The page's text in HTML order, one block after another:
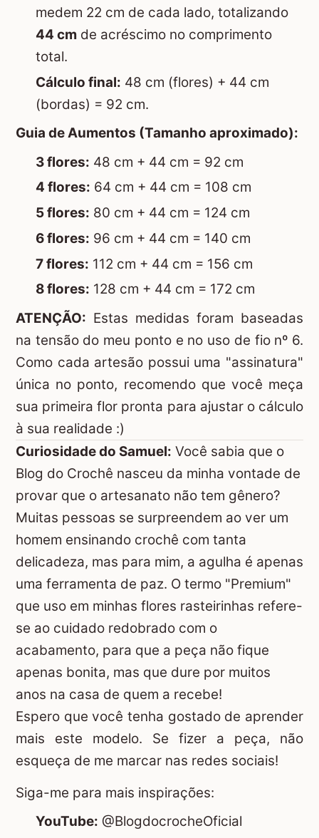
medem 22 cm de cada lado, totalizando
44 cm de acréscimo no comprimento
total.
Cálculo final: 48 cm (flores) + 44 cm
(bordas) = 92 cm.
Guia de Aumentos (Tamanho aproximado):
3 flores: 48 cm + 44 cm = 92 cm
4 flores: 64 cm + 44 cm = 108 cm
5 flores: 80 cm + 44 cm = 124 cm
6 flores: 96 cm + 44 cm = 140 cm
7 flores: 112 cm + 44 cm = 156 cm
8 flores: 128 cm + 44 cm = 172 cm
ATENÇÃO: Estas medidas foram baseadas
na tensão do meu ponto e no uso de fio nº 6.
Como cada artesão possui uma "assinatura"
única no ponto, recomendo que você meça
sua primeira flor pronta para ajustar o cálculo
à sua realidade :)
Curiosidade do Samuel: Você sabia que o
Blog do Crochê nasceu da minha vontade de
provar que o artesanato não tem gênero?
Muitas pessoas se surpreendem ao ver um
homem ensinando crochê com tanta
delicadeza, mas para mim, a agulha é apenas
uma ferramenta de paz. O termo "Premium"
que uso em minhas flores rasteirinhas refere-
se ao cuidado redobrado com o
acabamento, para que a peça não fique
apenas bonita, mas que dure por muitos
anos na casa de quem a recebe!
Espero que você tenha gostado de aprender
mais este modelo. Se fizer a peça, não
esqueça de me marcar nas redes sociais!
Siga-me para mais inspirações:
YouTube: @BlogdocrocheOficial